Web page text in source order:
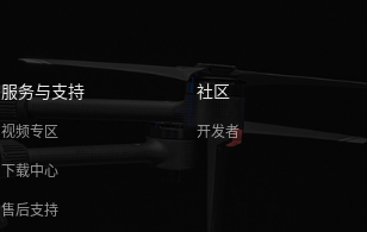
服务与支持
视频专区
下载中心
售后支持
社区
开发者